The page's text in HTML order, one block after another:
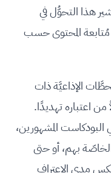
هذا التحوُّل في
المحتوى حسب
الإذاعيَّة ذات
من اعتباره تهديدًا.
المشهورين،
بهم، أو حتى
مدى الاعتراف